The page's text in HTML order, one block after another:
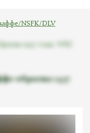
NSFK/DLV
образца 1937